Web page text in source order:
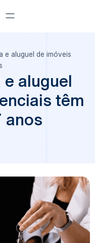
e aluguel de imóveis
e aluguel
têm
anos